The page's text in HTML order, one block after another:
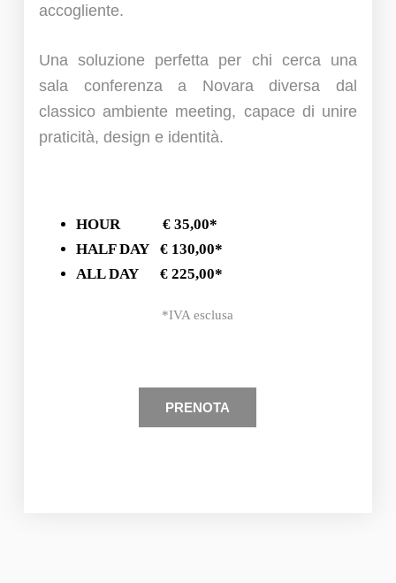
accogliente.
Una soluzione perfetta per chi cerca una
sala conferenza a Novara diversa dal
classico ambiente meeting, capace di unire
praticità, design e identità.
HOUR € 35,00*
HALF DAY € 130,00*
ALL DAY € 225,00*
*IVA esclusa
PRENOTA